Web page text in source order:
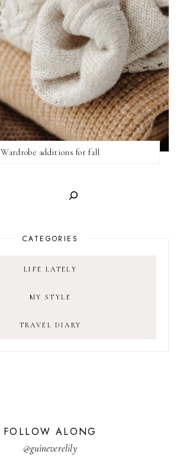
Wardrobe additions for fall
CATEGORIES
LIFE LATELY
MY STYLE
TRAVEL DIARY
FOLLOW ALONG
@guineverelily